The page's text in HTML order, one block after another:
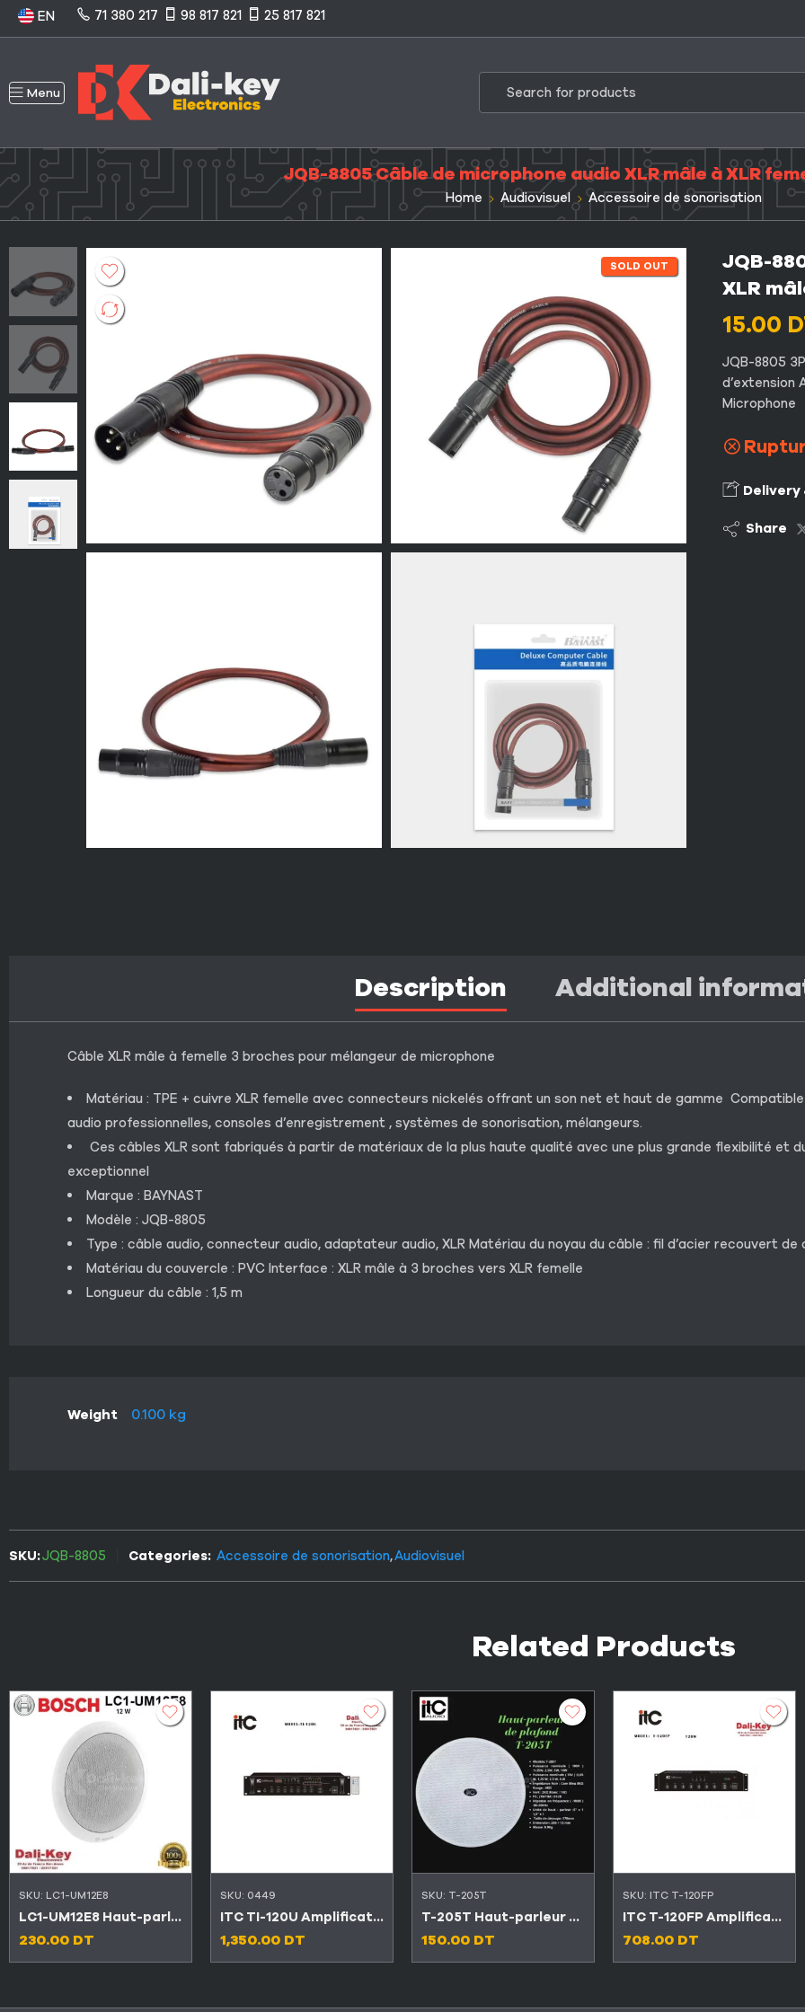
EN 71 380 217 98 817 821 25 817 821
Menu
JQB-8805 Câble de microphone audio XLR mâle à XLR
Home Audiovisuel Accessoire de sonorisation
SOLD OUT
JQB-
XLR
15.00
JQB-8805
d’extension
Microphone
Delivery
Share
Description Additional
Câble XLR mâle à femelle 3 broches pour mélangeur de microphone
Matériau : TPE + cuivre XLR femelle avec connecteurs nickelés offrant un son net et haut de gamme
audio professionnelles, consoles d’enregistrement , systèmes de sonorisation, mélangeurs.
Ces câbles XLR sont fabriqués à partir de matériaux de la plus haute qualité avec une plus grande flexibilité et
exceptionnel
Marque : BAYNAST
Modèle : JQB-8805
Type : câble audio, connecteur audio, adaptateur audio, XLR Matériau du noyau du câble : fil d’acier recouvert de
Matériau du couvercle : PVC Interface : XLR mâle à 3 broches vers XLR femelle
Longueur du câble : 1,5 m
Weight 0.100 kg
SKU:JQB-8805 Categories: Accessoire de sonorisation,Audiovisuel
Related Products
SKU: LC1-UM12E8
LC1-UM12E8 Haut-parleur de plafond encastré BOSCH 12W
230.00 DT
SKU: 0449
ITC TI-120U Amplificateur mélangeur USB/EQ 120W 3 entrées microphones
1,350.00 DT
SKU: T-205T
T-205T Haut-parleur de plafond sans cadre (2.5w-5w-10w-20w)
150.00 DT
SKU: ITC T-120FP
ITC T-120FP Amplificateur mélangeur 120W
708.00 DT